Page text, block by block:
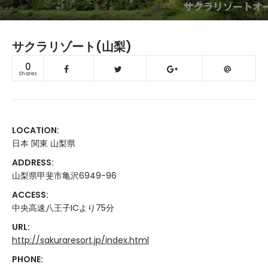
サクラリゾート(山梨)
0
Shares
LOCATION:
日本 関東 山梨県
ADDRESS:
山梨県甲斐市亀沢6949-96
ACCESS:
中央高速八王子ICより75分
URL:
http://sakuraresort.jp/index.html
PHONE: